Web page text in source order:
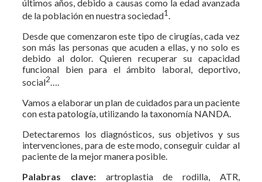
últimos años, debido a causas como la edad avanzada
de la población en nuestra sociedad1.
Desde que comenzaron este tipo de cirugías, cada vez
son más las personas que acuden a ellas, y no solo es
debido al dolor. Quieren recuperar su capacidad
funcional bien para el ámbito laboral, deportivo,
social2….
Vamos a elaborar un plan de cuidados para un paciente
con esta patología, utilizando la taxonomía NANDA.
Detectaremos los diagnósticos, sus objetivos y sus
intervenciones, para de este modo, conseguir cuidar al
paciente de la mejor manera posible.
Palabras clave: artroplastia de rodilla, ATR,